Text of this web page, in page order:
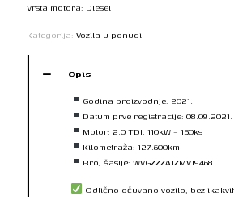
Vrsta motora: Diesel
Kategorija: Vozila u ponudi
Opis
Godina proizvodnje: 2021.
Datum prve registracije: 08.09.2021.
Motor: 2.0 TDI, 110kW – 150ks
Kilometraža: 127.600km
Broj šasije: WVGZZZA1ZMV194681
Odlično očuvano vozilo, bez